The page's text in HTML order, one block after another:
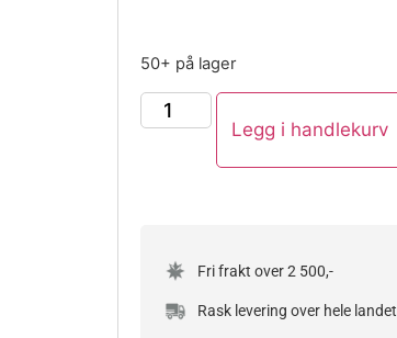
50+ på lager
Legg i handlekurv
Fri frakt over 2 500,-
Rask levering over hele landet